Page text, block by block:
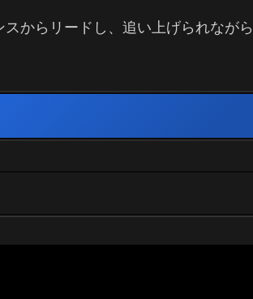
からリードし、追い上げられなが